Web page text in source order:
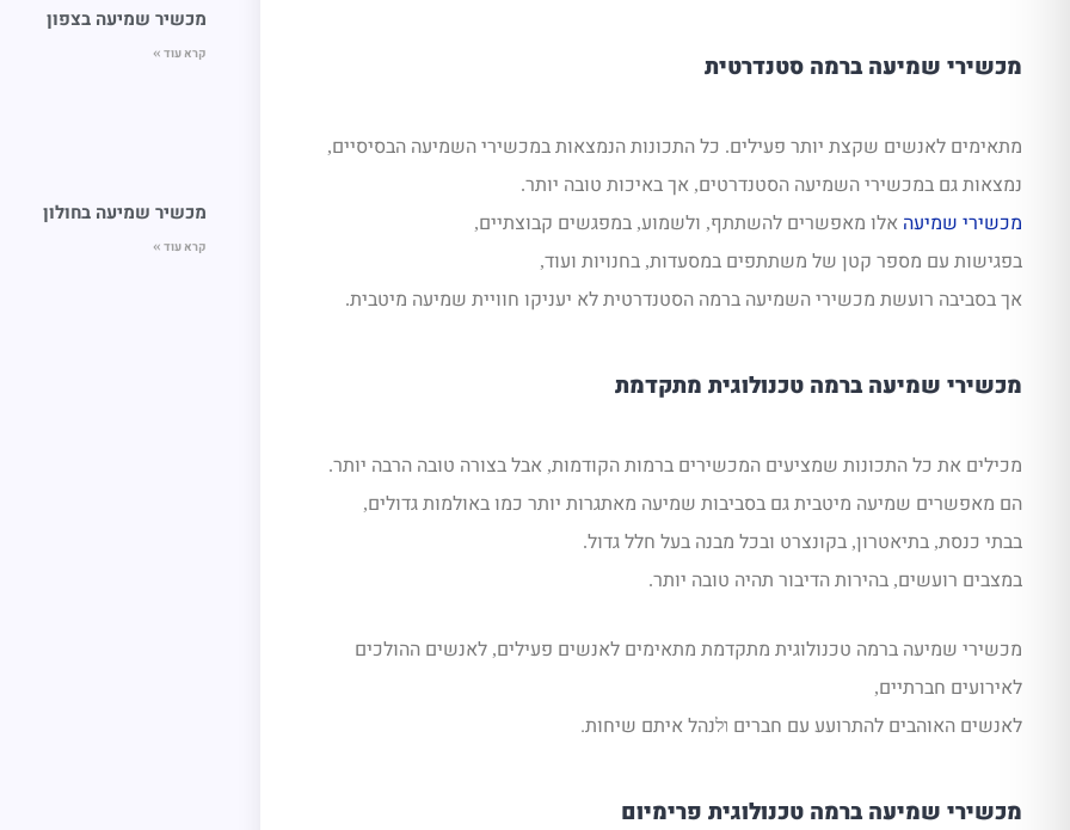
מכשירי שמיעה ברמה סטנדרטית
מתאימים לאנשים שקצת יותר פעילים. כל התכונות הנמצאות במכשירי השמיעה הבסיסיים,
נמצאות גם במכשירי השמיעה הסטנדרטים, אך באיכות טובה יותר.
מכשירי שמיעה אלו מאפשרים להשתתף, ולשמוע, במפגשים קבוצתיים,
בפגישות עם מספר קטן של משתתפים במסעדות, בחנויות ועוד,
אך בסביבה רועשת מכשירי השמיעה ברמה הסטנדרטית לא יעניקו חוויית שמיעה מיטבית.
מכשירי שמיעה ברמה טכנולוגית מתקדמת
מכילים את כל התכונות שמציעים המכשירים ברמות הקודמות, אבל בצורה טובה הרבה יותר.
הם מאפשרים שמיעה מיטבית גם בסביבות שמיעה מאתגרות יותר כמו באולמות גדולים,
בבתי כנסת, בתיאטרון, בקונצרט ובכל מבנה בעל חלל גדול.
במצבים רועשים, בהירות הדיבור תהיה טובה יותר.
מכשירי שמיעה ברמה טכנולוגית מתקדמת מתאימים לאנשים פעילים, לאנשים ההולכים
לאירועים חברתיים,
לאנשים האוהבים להתרועע עם חברים ולנהל איתם שיחות.
מכשירי שמיעה ברמה טכנולוגית פרימיום
מכשיר שמיעה בצפון
קרא עוד »
מכשיר שמיעה בחולון
קרא עוד »